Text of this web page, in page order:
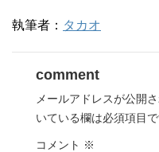
執筆者： タカオ
comment
メールアドレスが公開
いている欄は必須項目
コメント ※